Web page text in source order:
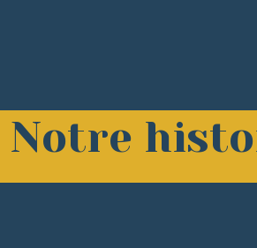
Notre